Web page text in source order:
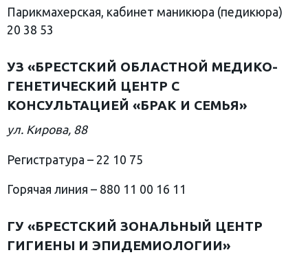
Парикмахерская, кабинет маникюра (педикюра)
20 38 53
УЗ «БРЕСТСКИЙ ОБЛАСТНОЙ МЕДИКО-
ГЕНЕТИЧЕСКИЙ ЦЕНТР С
КОНСУЛЬТАЦИЕЙ «БРАК И СЕМЬЯ»
ул. Кирова, 88
Регистратура – 22 10 75
Горячая линия – 880 11 00 16 11
ГУ «БРЕСТСКИЙ ЗОНАЛЬНЫЙ ЦЕНТР
ГИГИЕНЫ И ЭПИДЕМИОЛОГИИ»